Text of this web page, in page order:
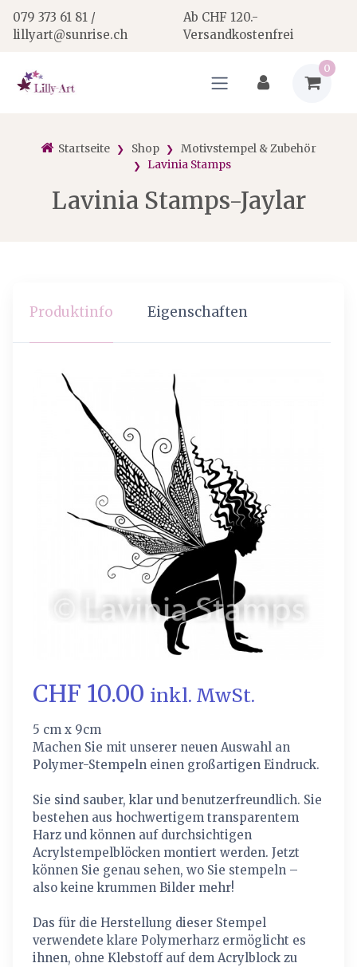
079 373 61 81 /
lillyart@sunrise.ch
Ab CHF 120.-
Versandkostenfrei
0
Startseite Shop
Motivstempel & Zubehör
Lavinia Stamps
Lavinia Stamps-Jaylar
Produktinfo Eigenschaften
CHF 10.00 inkl. MwSt.
5 cm x 9cm
Machen Sie mit unserer neuen Auswahl an
Polymer-Stempeln einen großartigen Eindruck.
Sie sind sauber, klar und benutzerfreundlich. Sie
bestehen aus hochwertigem transparentem
Harz und können auf durchsichtigen
Acrylstempelblöcken montiert werden. Jetzt
können Sie genau sehen, wo Sie stempeln –
also keine krummen Bilder mehr!
Das für die Herstellung dieser Stempel
verwendete klare Polymerharz ermöglicht es
ihnen, ohne Klebstoff auf dem Acrylblock zu